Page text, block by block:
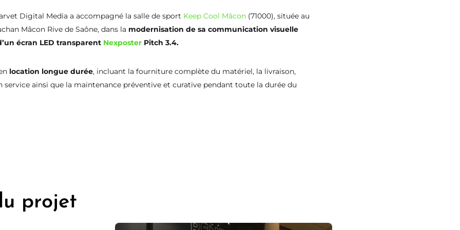
Digital Media a accompagné la salle de sport Keep Cool Mâcon(71000), située au
Mâcon Rive de Saône, dans la modernisation de sa communication visuelle
écran LED transparent NexposterPitch 3.4.
location longue durée, incluant la fourniture complète du matériel, la livraison,
service ainsi que la maintenance préventive et curative pendant toute la durée du
projet